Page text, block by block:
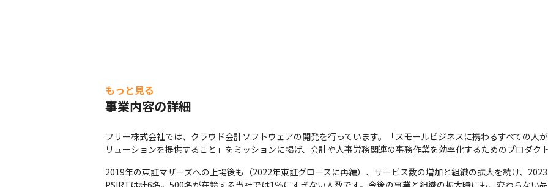
もっと見る
事業内容の詳細
フリー株式会社では、クラウド会計ソフトウェアの開発を行っています。「スモールビジネスに携わるすべての人
リューションを提供すること」をミッションに掲げ、会計や人事労務関連の事務作業を効率化するためのプロダク
2019年の東証マザーズへの上場後も（2022年東証グロースに再編）、サービス数の増加と組織の拡大を続け、
PSIRTは計6名。500名が在籍する当社では1％にすぎない人数です。今後の事業と組織の拡大時にも、変わらない